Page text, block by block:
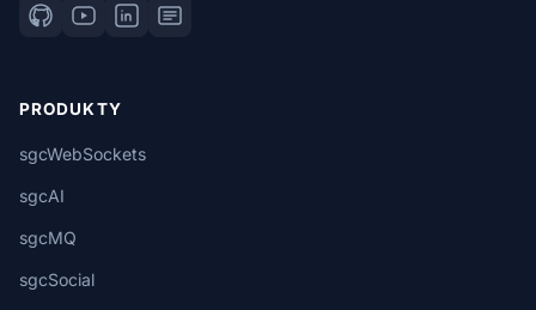
PRODUKTY
sgcWebSockets
sgcAI
sgcMQ
sgcSocial